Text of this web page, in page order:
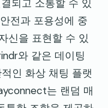
되고 소통할 수 있
전과 포용성에 중
신을 표현할 수 있
와 같은 데이팅
인 화상 채팅 플랫
는 랜덤 매